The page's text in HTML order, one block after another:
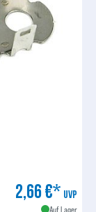
2,66 €* UVP
Auf Lager